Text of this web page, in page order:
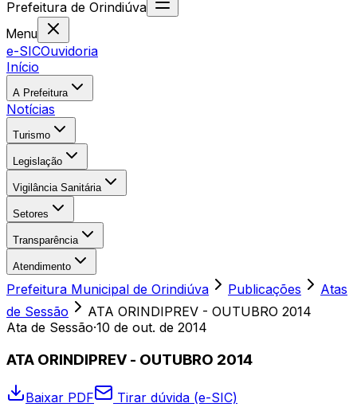
Prefeitura de Orindiúva
Menu
e-SICOuvidoria
Início
A Prefeitura
Notícias
Turismo
Legislação
Vigilância Sanitária
Setores
Transparência
Atendimento
Prefeitura Municipal de Orindiúva Publicações
Atas
de Sessão
ATA ORINDIPREV - OUTUBRO 2014
Ata de Sessão·10 de out. de 2014
ATA ORINDIPREV - OUTUBRO 2014
Baixar PDF Tirar dúvida (e-SIC)